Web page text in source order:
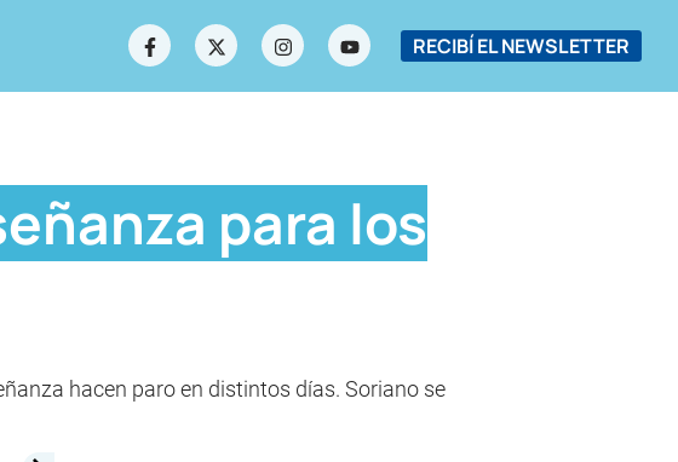
RECIBÍ EL NEWSLETTER
para los
hacen paro en distintos días. Soriano se